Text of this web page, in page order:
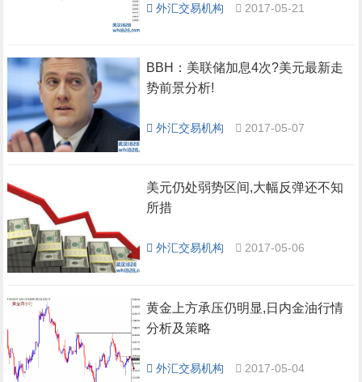
外汇交易机构 2017-05-21
BBH：美联储加息4次?美元最新走
势前景分析!
外汇交易机构 2017-05-07
美元仍处弱势区间,大幅反弹还不知
所措
外汇交易机构 2017-05-06
黄金上方承压仍明显,日内金油行情
分析及策略
外汇交易机构 2017-05-04